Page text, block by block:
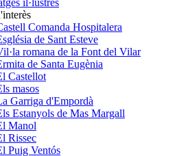
il·lustres
Comanda Hospitalera
de Sant Esteve
romana de la Font del Vilar
de Santa Eugènia
Castellot
masos
Garriga d'Empordà
Estanyols de Mas Margall
Manol
Rissec
Puig Ventós